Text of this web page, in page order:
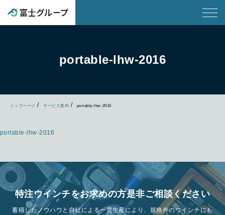
portable-lhw-2016
トップページ サービス案内 portable-lhw-2016
portable-lhw-2016
特注ウインチをお求めの方是非ご相談ください
蓄積したノウハウと自社による一貫生産により、規格外のウインチにも